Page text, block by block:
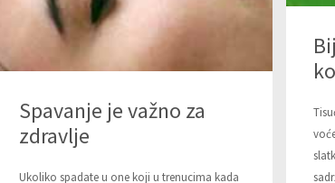
Spavanje je važno za
zdravlje
Ukoliko spadate u one koji u trenucima kada